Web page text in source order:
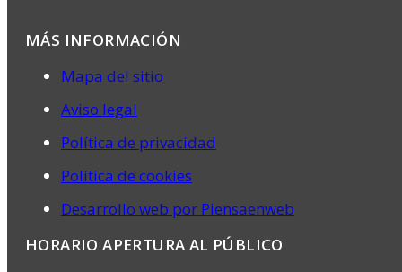
MÁS INFORMACIÓN
Mapa del sitio
Aviso legal
Política de privacidad
Política de cookies
Desarrollo web por Piensaenweb
HORARIO APERTURA AL PÚBLICO